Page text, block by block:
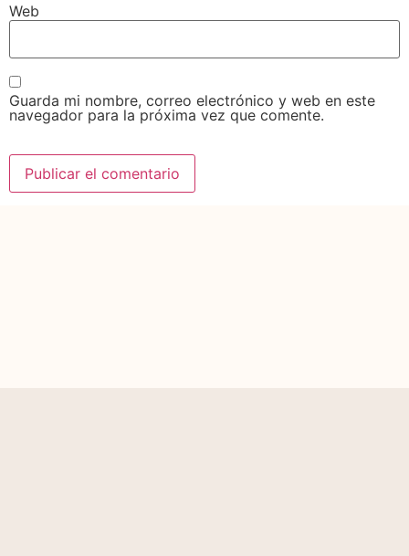
Web
Guarda mi nombre, correo electrónico y web en este
navegador para la próxima vez que comente.